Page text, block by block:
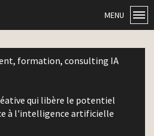
MENU
formation, consulting IA
qui libère le potentiel
à l'intelligence artificielle